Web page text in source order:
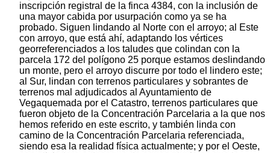
inscripción registral de la finca 4384, con la inclusión de
una mayor cabida por usurpación como ya se ha
probado. Siguen lindando al Norte con el arroyo; al Este
con arroyo, que está ahí, adaptando los vértices
georreferenciados a los taludes que colindan con la
parcela 172 del polígono 25 porque estamos deslindando
un monte, pero el arroyo discurre por todo el lindero este;
al Sur, lindan con terrenos particulares y sobrantes de
terrenos mal adjudicados al Ayuntamiento de
Vegaquemada por el Catastro, terrenos particulares que
fueron objeto de la Concentración Parcelaria a la que nos
hemos referido en este escrito, y también linda con
camino de la Concentración Parcelaria referenciada,
siendo esa la realidad física actualmente; y por el Oeste,